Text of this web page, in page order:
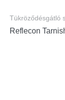
Tükröződésgátló
Reflecon